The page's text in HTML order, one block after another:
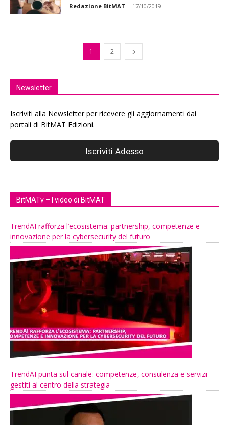
Redazione BitMAT - 17/10/2019
1 2
Newsletter
Iscriviti alla Newsletter per ricevere gli aggiornamenti dai
portali di BitMAT Edizioni.
BitMATv – I video di BitMAT
TrendAI rafforza l’ecosistema: partnership, competenze e
innovazione per la cybersecurity del futuro
TrendAI punta sul canale: competenze, consulenza e servizi
gestiti al centro della strategia